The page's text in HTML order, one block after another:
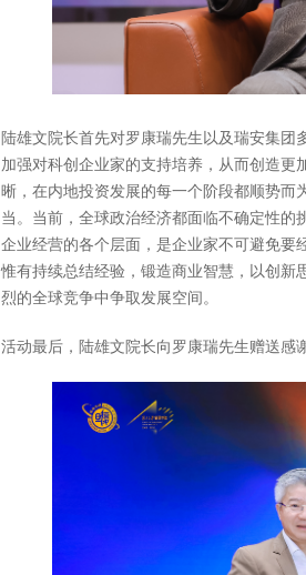
陆雄文院长首先对罗康瑞先生以及瑞安集
加强对科创企业家的支持培养，从而创造
晰，在内地投资发展的每一个阶段都顺势而
当。当前，全球政治经济都面临不确定性的
企业经营的各个层面，是企业家不可避免要
惟有持续总结经验，锻造商业智慧，以创新
烈的全球竞争中争取发展空间。
活动最后，陆雄文院长向罗康瑞先生赠送感